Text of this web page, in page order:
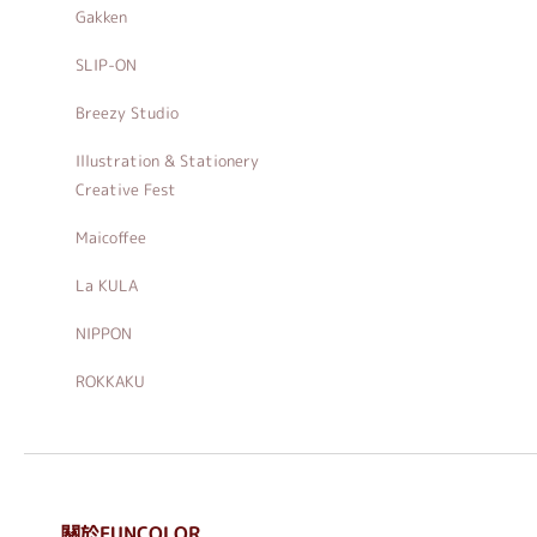
Gakken
SLIP-ON
Breezy Studio
Illustration & Stationery
Creative Fest
Maicoffee
La KULA
NIPPON
ROKKAKU